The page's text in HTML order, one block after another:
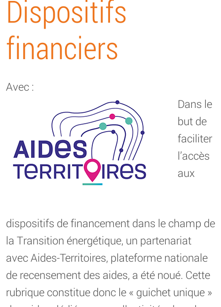
Dispositifs
financiers
Avec :
Dans le
but de
faciliter
l’accès
aux
dispositifs de financement dans le champ de
la Transition énergétique, un partenariat
avec Aides-Territoires, plateforme nationale
de recensement des aides, a été noué. Cette
rubrique constitue donc le « guichet unique »